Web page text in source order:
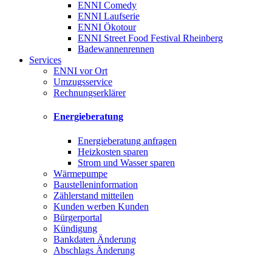
ENNI Comedy
ENNI Laufserie
ENNI Ökotour
ENNI Street Food Festival Rheinberg
Badewannenrennen
Services
ENNI vor Ort
Umzugsservice
Rechnungserklärer
Energieberatung
Energieberatung anfragen
Heizkosten sparen
Strom und Wasser sparen
Wärmepumpe
Baustelleninformation
Zählerstand mitteilen
Kunden werben Kunden
Bürgerportal
Kündigung
Bankdaten Änderung
Abschlags Änderung